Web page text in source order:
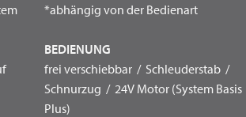
*abhängig von der Bedienart
BEDIENUNG
frei verschiebbar / Schleuderstab /
Schnurzug / 24V Motor (System Basis
Plus)